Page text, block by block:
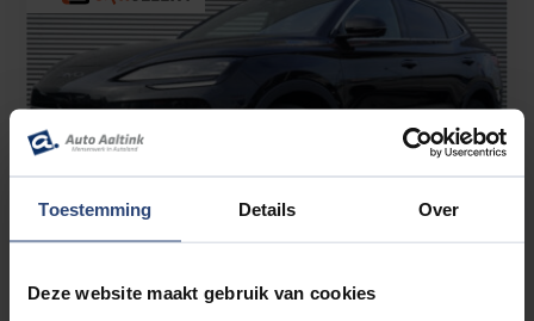
Toestemming Details Over
Deze website maakt gebruik van cookies
BYD SEAL U